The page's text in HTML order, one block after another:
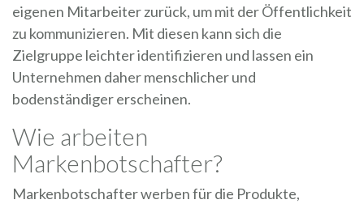
eigenen Mitarbeiter zurück, um mit der Öffentlichkeit
zu kommunizieren. Mit diesen kann sich die
Zielgruppe leichter identifizieren und lassen ein
Unternehmen daher menschlicher und
bodenständiger erscheinen.
Wie arbeiten
Markenbotschafter?
Markenbotschafter werben für die Produkte,